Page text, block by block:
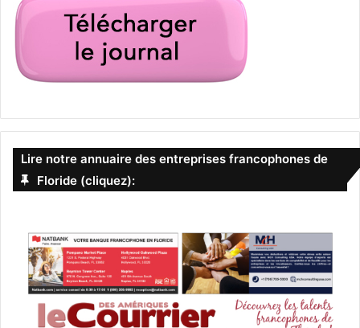
Lire notre annuaire des entreprises francophones de
Floride (cliquez):